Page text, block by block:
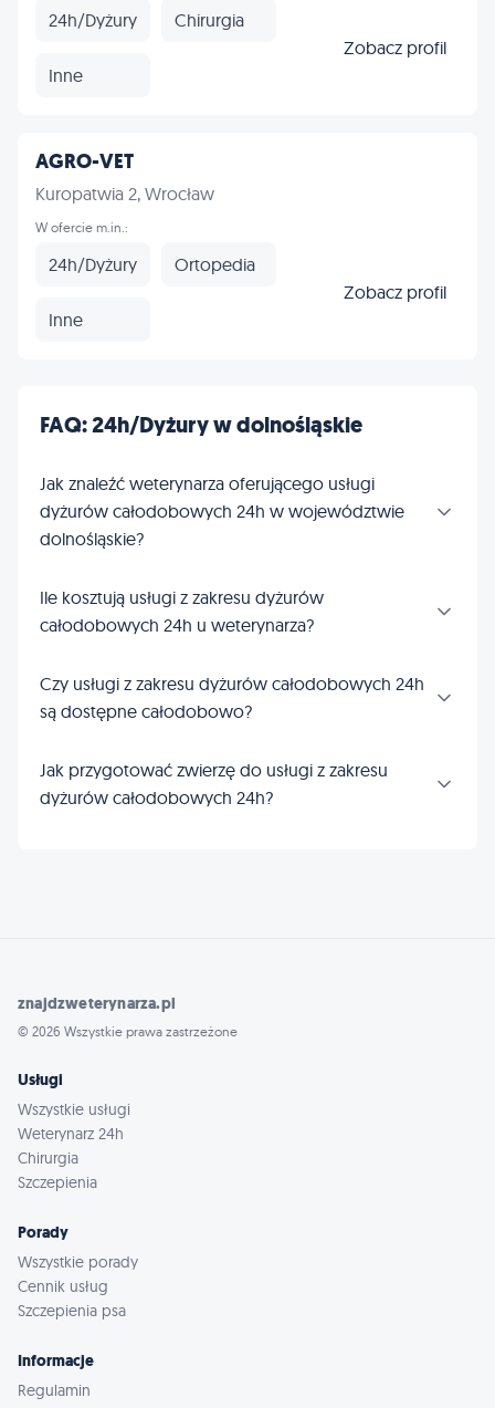
24h/Dyżury Chirurgia
Inne
Zobacz profil
AGRO-VET
Kuropatwia 2, Wrocław
W ofercie m.in.:
24h/Dyżury Ortopedia
Inne
Zobacz profil
FAQ: 24h/Dyżury w dolnośląskie
Jak znaleźć weterynarza oferującego usługi
dyżurów całodobowych 24h w województwie
dolnośląskie?
Ile kosztują usługi z zakresu dyżurów
całodobowych 24h u weterynarza?
Czy usługi z zakresu dyżurów całodobowych 24h
są dostępne całodobowo?
Jak przygotować zwierzę do usługi z zakresu
dyżurów całodobowych 24h?
znajdzweterynarza.pl
© 2026 Wszystkie prawa zastrzeżone
Usługi
Wszystkie usługi
Weterynarz 24h
Chirurgia
Szczepienia
Porady
Wszystkie porady
Cennik usług
Szczepienia psa
Informacje
Regulamin